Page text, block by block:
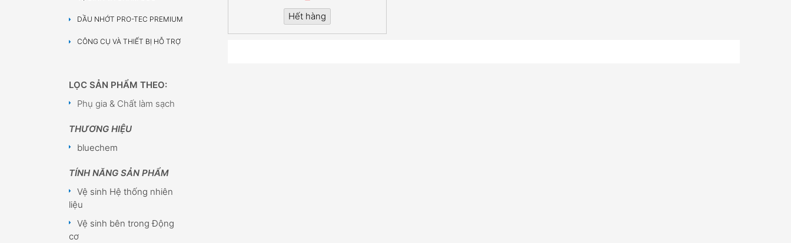
DẦU NHỚT PRO-TEC PREMIUM
CÔNG CỤ VÀ THIẾT BỊ HỖ TRỢ
LỌC SẢN PHẨM THEO:
Phụ gia & Chất làm sạch
THƯƠNG HIỆU
bluechem
TÍNH NĂNG SẢN PHẨM
Vệ sinh Hệ thống nhiên
liệu
Vệ sinh bên trong Động
cơ
Hết hàng